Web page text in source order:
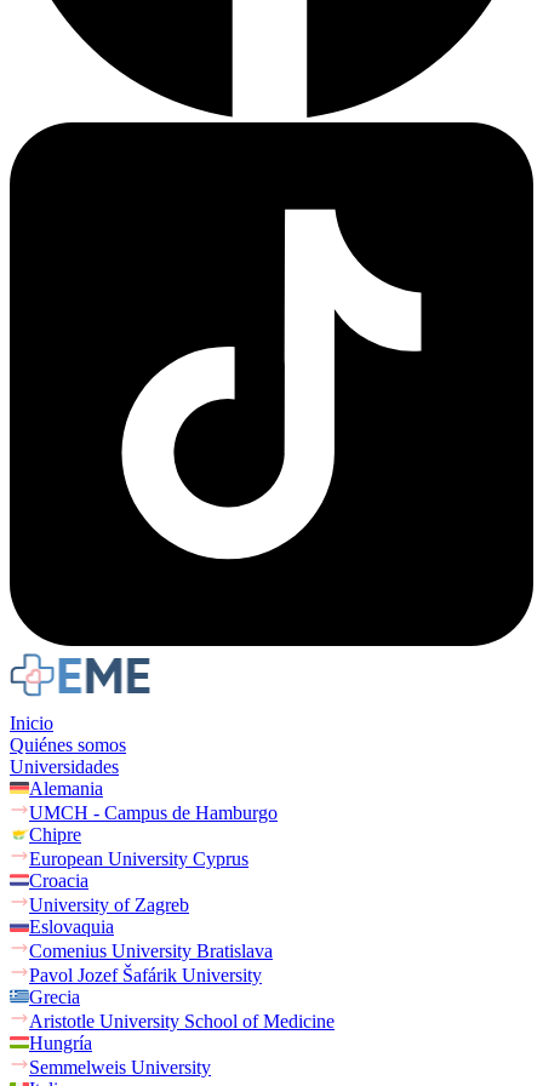
Inicio
Quiénes somos
Universidades
Alemania
UMCH - Campus de Hamburgo
Chipre
European University Cyprus
Croacia
University of Zagreb
Eslovaquia
Comenius University Bratislava
Pavol Jozef Šafárik University
Grecia
Aristotle University School of Medicine
Hungría
Semmelweis University